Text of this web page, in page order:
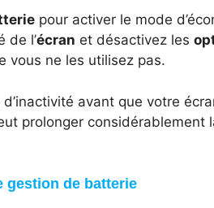
pour activer le mode
de l’écran et désactivez les
vous ne les utilisez pas.
avant que votre
prolonger considérablement
gestion de batterie